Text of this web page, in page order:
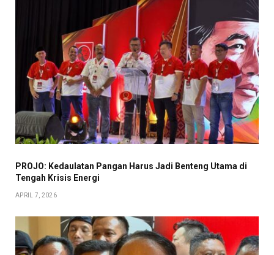
PROJO: Kedaulatan Pangan Harus Jadi Benteng Utama di
Tengah Krisis Energi
APRIL 7, 2026